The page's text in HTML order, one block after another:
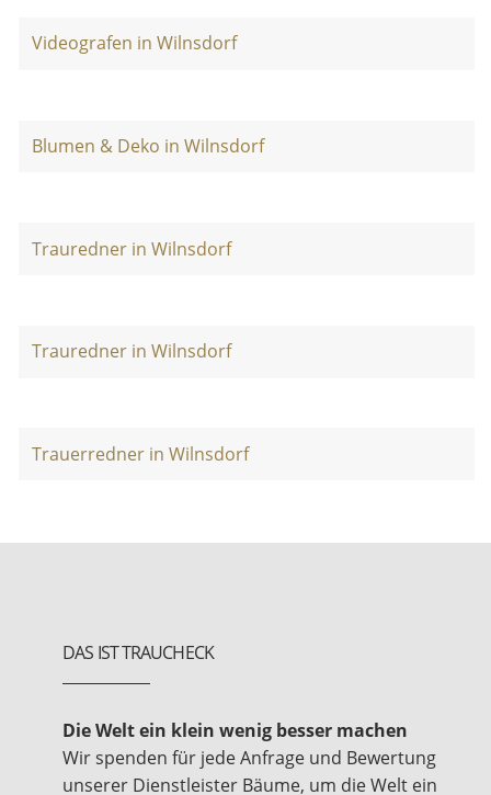
Videografen in Wilnsdorf
Blumen & Deko in Wilnsdorf
Trauredner in Wilnsdorf
Trauredner in Wilnsdorf
Trauerredner in Wilnsdorf
DAS IST TRAUCHECK
Die Welt ein klein wenig besser machen
Wir spenden für jede Anfrage und Bewertung
unserer Dienstleister Bäume, um die Welt ein